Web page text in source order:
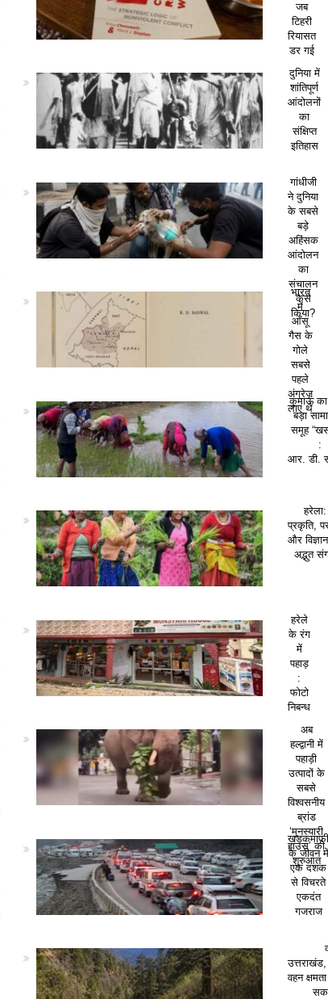
जब
टिहरी
रियासत
डर गई
दुनिया में
शांतिपूर्ण
आंदोलनों
का
संक्षिप्त
इतिहास
गांधीजी
ने दुनिया
के सबसे
बड़े
अहिंसक
आंदोलन
का
संचालन
कैसे
किया?
भारत
में
आँसू
गैस के
गोले
सबसे
पहले
अंग्रेज़
लाए थे
कुमाऊं
बड़ा
समूह
:
आर. डी.
हरेला:
प्रकृति,
और
अद्भुत
हरेले
के रंग
में
पहाड़
:
फोटो
निबन्ध
अब
हल्द्वानी में
पहाड़ी
उत्पादों के
सबसे
विश्वसनीय
ब्रांड
‘मुनस्यारी
हाउस’ की
शुरुआत
के जीवन में
एक दशक
से विचरते
एकदंत
गजराज
उत्तराखंड,
वहन